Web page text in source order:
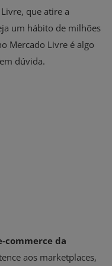
que atire a
um hábito de milhões
Mercado Livre é algo
dúvida.
commerce da
aos marketplaces,